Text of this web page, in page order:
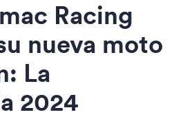
Racing
nueva moto
La
2024